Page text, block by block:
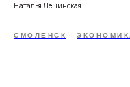
Наталья Лещинская
СМОЛЕНСК